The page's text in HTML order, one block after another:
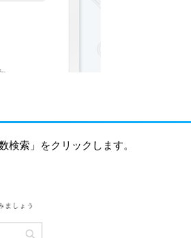
検索」をクリックします。